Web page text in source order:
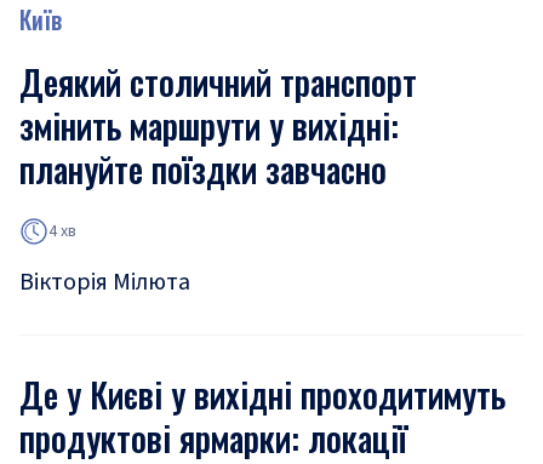
Київ
Деякий столичний транспорт
змінить маршрути у вихідні:
плануйте поїздки завчасно
4 хв
Вікторія Мілюта
Де у Києві у вихідні проходитимуть
продуктові ярмарки: локації